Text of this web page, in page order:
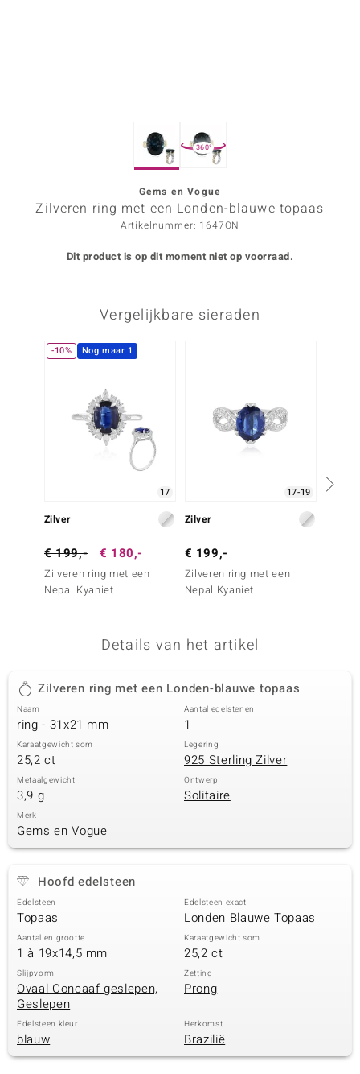
Collection
360°
Gems en Vogue
Zilveren ring met een Londen-blauwe topaas
Artikelnummer: 1647ON
Dit product is op dit moment niet op voorraad.
Vergelijkbare sieraden
-10% Nog maar 1
17
Zilver
€ 199,- € 180,-
Zilveren ring met een
Nepal Kyaniet
17-19
Zilver
€ 199,-
Zilveren ring met een
Nepal Kyaniet
Details van het artikel
Zilveren ring met een Londen-blauwe topaas
Naam
ring - 31x21 mm
Aantal edelstenen
1
Karaatgewicht som
25,2 ct
Legering
925 Sterling Zilver
Metaalgewicht
3,9 g
Ontwerp
Solitaire
Merk
Gems en Vogue
Hoofd edelsteen
Edelsteen
Topaas
Edelsteen exact
Londen Blauwe Topaas
Aantal en grootte
1 à 19x14,5 mm
Karaatgewicht som
25,2 ct
Slijpvorm
Ovaal Concaaf geslepen,
Geslepen
Zetting
Prong
Edelsteen kleur
blauw
Herkomst
Brazilië